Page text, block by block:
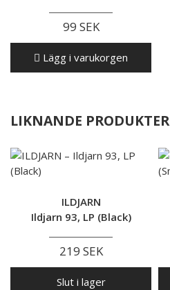
99 SEK
Lägg i varukorgen
LIKNANDE PRODUKTER
ILDJARN
Ildjarn 93, LP (Black)
219 SEK
Slut i lager